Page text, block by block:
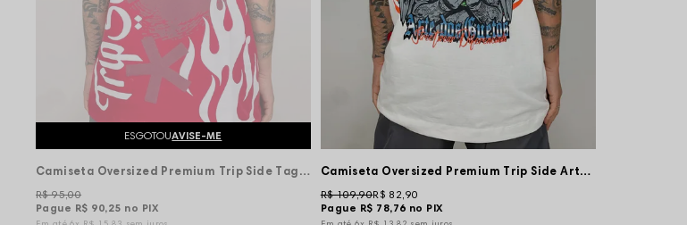
ESGOTOUAVISE-ME
Camiseta Oversized Premium Trip Side Tag Arabe Balaclava - Vermelha
Pague R$ 90,25 no PIX
R$ 95,00
Camiseta Oversized Premium Trip Side Arte dos Guetos - Off White
Pague R$ 78,76 no PIX
R$ 109,90R$ 82,90